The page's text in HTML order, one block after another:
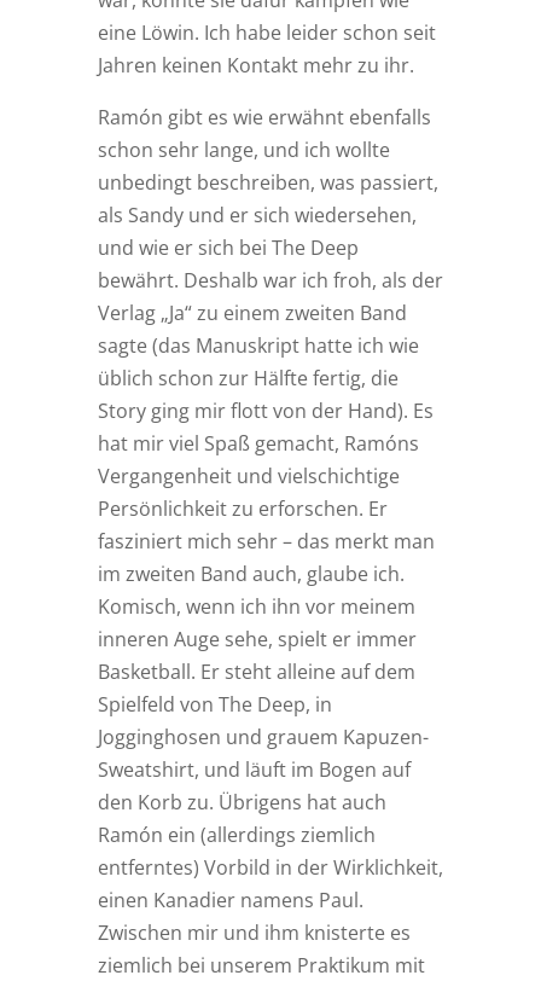
eine Löwin. Ich habe leider schon seit
Jahren keinen Kontakt mehr zu ihr.
Ramón gibt es wie erwähnt ebenfalls
schon sehr lange, und ich wollte
unbedingt beschreiben, was passiert,
als Sandy und er sich wiedersehen,
und wie er sich bei The Deep
bewährt. Deshalb war ich froh, als der
Verlag „Ja“ zu einem zweiten Band
sagte (das Manuskript hatte ich wie
üblich schon zur Hälfte fertig, die
Story ging mir flott von der Hand). Es
hat mir viel Spaß gemacht, Ramóns
Vergangenheit und vielschichtige
Persönlichkeit zu erforschen. Er
fasziniert mich sehr – das merkt man
im zweiten Band auch, glaube ich.
Komisch, wenn ich ihn vor meinem
inneren Auge sehe, spielt er immer
Basketball. Er steht alleine auf dem
Spielfeld von The Deep, in
Jogginghosen und grauem Kapuzen-
Sweatshirt, und läuft im Bogen auf
den Korb zu. Übrigens hat auch
Ramón ein (allerdings ziemlich
entferntes) Vorbild in der Wirklichkeit,
einen Kanadier namens Paul.
Zwischen mir und ihm knisterte es
ziemlich bei unserem Praktikum mit